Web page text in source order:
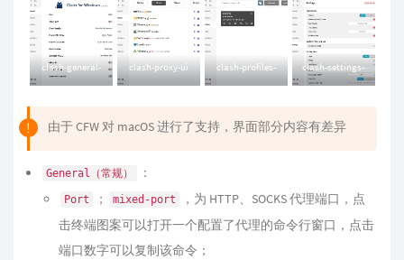
clash-general- clash-proxy-ui clash-profiles- clash-settings-
由于 CFW 对 macOS 进行了支持，界面部分内容有差异
General（常规） ：
Port ； mixed-port
，为 HTTP、SOCKS 代理端口，点
击终端图案可以打开一个配置了代理的命令行窗口，点击
端口数字可以复制该命令；